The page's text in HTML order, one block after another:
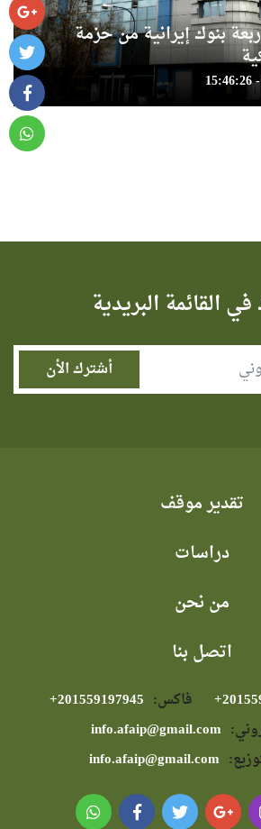
بنوك إيرانية من حزمة
القائمة البريدية
تقدير موقف
دراسات
من نحن
اتصل بنا
فاكس:
info.afaip@gmail.com
info.afaip@gmail.com